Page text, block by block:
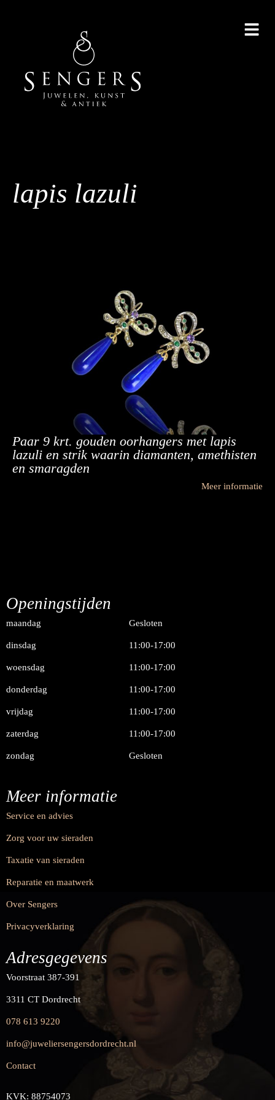
lapis lazuli
Paar 9 krt. gouden oorhangers met lapis
lazuli en strik waarin diamanten, amethisten
en smaragden
Meer informatie
Openingstijden
maandag Gesloten
dinsdag 11:00-17:00
woensdag 11:00-17:00
donderdag 11:00-17:00
vrijdag 11:00-17:00
zaterdag 11:00-17:00
zondag Gesloten
Meer informatie
Service en advies
Zorg voor uw sieraden
Taxatie van sieraden
Reparatie en maatwerk
Over Sengers
Privacyverklaring
Adresgegevens
Voorstraat 387-391
3311 CT Dordrecht
078 613 9220
info@juweliersengersdordrecht.nl
Contact
KVK: 88754073